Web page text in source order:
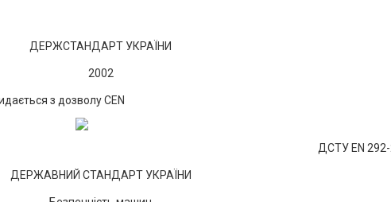
ДЕРЖСТАНДАРТ УКРАЇНИ
2002
з дозволу CEN
ДСТУ EN
ДЕРЖАВНИЙ СТАНДАРТ УКРАЇНИ